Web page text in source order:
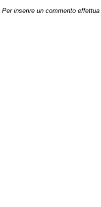
Per inserire un commento effettua